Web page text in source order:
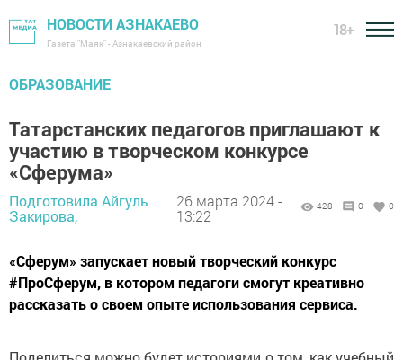
НОВОСТИ АЗНАКАЕВО
Газета "Маяк" - Азнакаевский район
18+
ОБРАЗОВАНИЕ
Татарстанских педагогов приглашают к
участию в творческом конкурсе
«Сферума»
Подготовила Айгуль
Закирова,
26 марта 2024 -
13:22
428 0 0
«Сферум» запускает новый творческий конкурс
#ПроСферум, в котором педагоги смогут креативно
рассказать о своем опыте использования сервиса.